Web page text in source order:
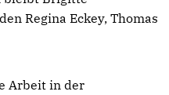
Regina Eckey, Thomas
Arbeit in der